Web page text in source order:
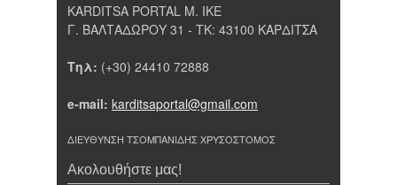
KARDITSA PORTAL Μ. ΙΚΕ
Γ. ΒΑΛΤΑΔΩΡΟΥ 31 - ΤΚ: 43100 ΚΑΡΔΙΤΣΑ
Τηλ: (+30) 24410 72888
e-mail: karditsaportal@gmail.com
ΔΙΕΥΘΥΝΣΗ ΤΣΟΜΠΑΝΙΔΗΣ ΧΡΥΣΟΣΤΟΜΟΣ
Ακολουθήστε μας!